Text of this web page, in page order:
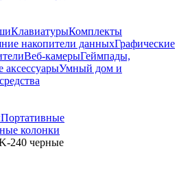
КлавиатурыКомплекты
накопители данныхГрафические
Веб-камерыГеймпады,
аксессуарыУмный дом и
Портативные
колонки
240 черные